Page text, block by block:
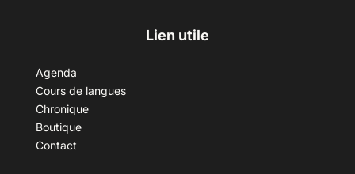
Lien utile
Agenda
Cours de langues
Chronique
Boutique
Contact